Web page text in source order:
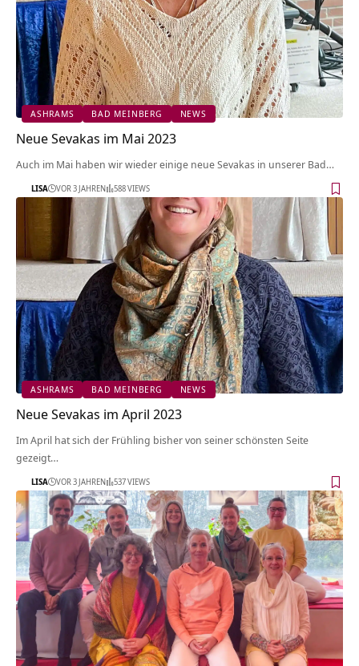
ASHRAMS BAD MEINBERG NEWS
Neue Sevakas im Mai 2023
Auch im Mai haben wir wieder einige neue Sevakas in unserer Bad…
LISA VOR 3 JAHREN 588 VIEWS
ASHRAMS BAD MEINBERG NEWS
Neue Sevakas im April 2023
Im April hat sich der Frühling bisher von seiner schönsten Seite
gezeigt…
LISA VOR 3 JAHREN 537 VIEWS